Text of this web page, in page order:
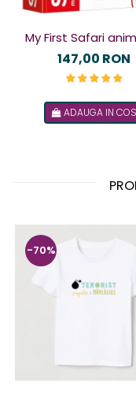
My First Safari
Joc magnetic
147,00 RON
ADAUGA IN COS
-70%